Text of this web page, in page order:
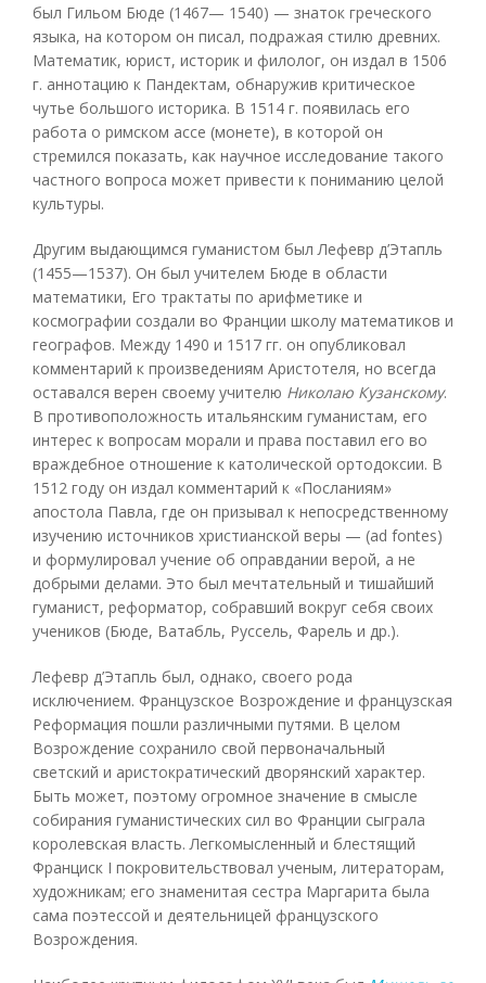
был Гильом Бюде (1467— 1540) — знаток греческого
языка, на котором он писал, подражая стилю древних.
Математик, юрист, историк и филолог, он издал в 1506
г. аннотацию к Пандектам, обнаружив критическое
чутье большого историка. В 1514 г. появилась его
работа о римском ассе (монете), в которой он
стремился показать, как научное исследование такого
частного вопроса может привести к пониманию целой
культуры.
Другим выдающимся гуманистом был Лефевр д’Этапль
(1455—1537). Он был учителем Бюде в области
математики, Его трактаты по арифметике и
космографии создали во Франции школу математиков и
географов. Между 1490 и 1517 гг. он опубликовал
комментарий к произведениям Аристотеля, но всегда
оставался верен своему учителю Николаю Кузанскому.
В противоположность итальянским гуманистам, его
интерес к вопросам морали и права поставил его во
враждебное отношение к католической ортодоксии. В
1512 году он издал комментарий к «Посланиям»
апостола Павла, где он призывал к непосредственному
изучению источников христианской веры — (ad fontes)
и формулировал учение об оправдании верой, а не
добрыми делами. Это был мечтательный и тишайший
гуманист, реформатор, собравший вокруг себя своих
учеников (Бюде, Ватабль, Руссель, Фарель и др.).
Лефевр д’Этапль был, однако, своего рода
исключением. Французское Возрождение и французская
Реформация пошли различными путями. В целом
Возрождение сохранило свой первоначальный
светский и аристократический дворянский характер.
Быть может, поэтому огромное значение в смысле
собирания гуманистических сил во Франции сыграла
королевская власть. Легкомысленный и блестящий
Франциск I покровительствовал ученым, литераторам,
художникам; его знаменитая сестра Маргарита была
сама поэтессой и деятельницей французского
Возрождения.